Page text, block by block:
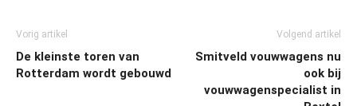
Vorig artikel
De kleinste toren van
Rotterdam wordt gebouwd
Volgend artikel
Smitveld vouwwagens nu
ook bij
vouwwagenspecialist in